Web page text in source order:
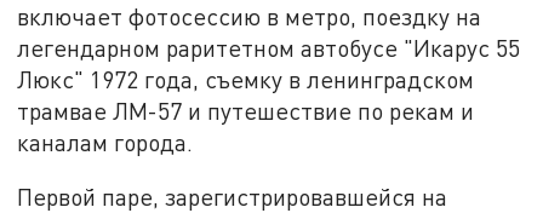
включает фотосессию в метро, поездку на
легендарном раритетном автобусе "Икарус 55
Люкс" 1972 года, съемку в ленинградском
трамвае ЛМ-57 и путешествие по рекам и
каналам города.
Первой паре, зарегистрировавшейся на